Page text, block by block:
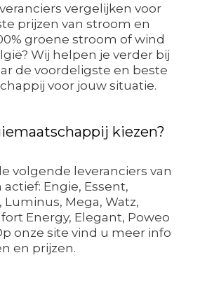
vergelijken voor
prijzen van stroom en
groene stroom of wind
Wij helpen je verder bij
de voordeligste en beste
voor jouw situatie.
kiezen?
volgende leveranciers van
Engie, Essent,
Luminus, Mega, Watz,
Energy, Elegant, Poweo
onze site vind u meer info
en prijzen.